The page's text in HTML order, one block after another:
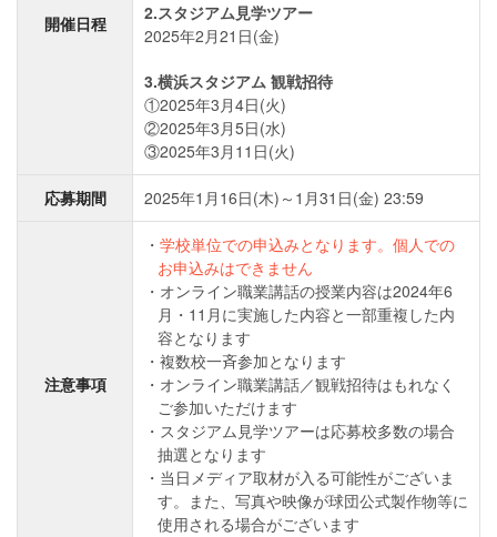
開催日程
2.スタジアム見学ツアー
2025年2月21日(金)
3.横浜スタジアム 観戦招待
①2025年3月4日(火)
②2025年3月5日(水)
③2025年3月11日(火)
応募期間 2025年1月16日(木)～1月31日(金) 23:59
注意事項
学校単位での申込みとなります。個人での
お申込みはできません
オンライン職業講話の授業内容は2024年6
月・11月に実施した内容と一部重複した内
容となります
複数校一斉参加となります
オンライン職業講話／観戦招待はもれなく
ご参加いただけます
スタジアム見学ツアーは応募校多数の場合
抽選となります
当日メディア取材が入る可能性がございま
す。また、写真や映像が球団公式製作物等に
使用される場合がございます